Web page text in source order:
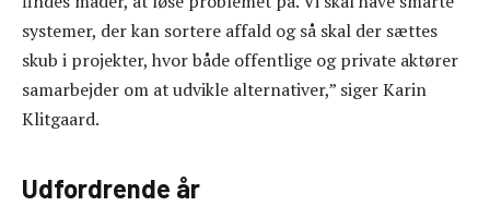
systemer, der kan sortere affald og så skal der sættes
skub i projekter, hvor både offentlige og private aktører
samarbejder om at udvikle alternativer,” siger Karin
Klitgaard.
Udfordrende år